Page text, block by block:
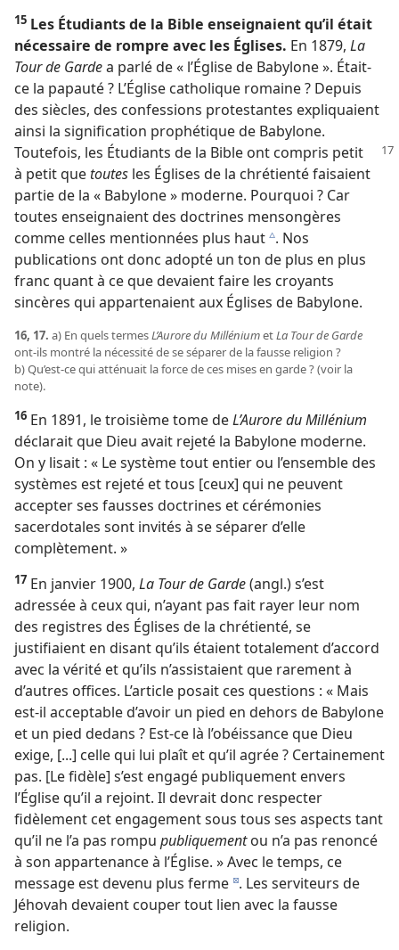
15 Les Étudiants de la Bible enseignaient qu’il était
nécessaire de rompre avec les Églises. En 1879, La
Tour de Gardea parlé de « l’Église de Babylone ». Était-​
ce la papauté ? L’Église catholique romaine ? Depuis
des siècles, des confessions protestantes expliquaient
ainsi la signification prophétique de Babylone.
Toutefois, les Étudiants de la Bible ont compris petit
à petit que toutes les Églises de la chrétienté faisaient
partie de la « Babylone » moderne. Pourquoi ? Car
toutes enseignaient des doctrines mensongères
comme celles mentionnées plus hautc. Nos
publications ont donc adopté un ton de plus en plus
franc quant à ce que devaient faire les croyants
sincères qui appartenaient aux Églises de Babylone.
16, 17. a) En quels termesL’Aurore du MilléniumetLa Tour de Garde
ont-​ils montré la nécessité de se séparer de la fausse religion ?
b) Qu’est-​ce qui atténuait la force de ces mises en garde ? (voir la
note).
16 En 1891, le troisième tome deL’Aurore du Millénium
déclarait que Dieu avait rejeté la Babylone moderne.
On y lisait : « Le système tout entier ou l’ensemble des
systèmes est rejeté et tous [ceux] qui ne peuvent
accepter ses fausses doctrines et cérémonies
sacerdotales sont invités à se séparer d’elle
complètement. »
17 En janvier 1900, La Tour de Garde(angl.) s’est
adressée à ceux qui, n’ayant pas fait rayer leur nom
des registres des Églises de la chrétienté, se
justifiaient en disant qu’ils étaient totalement d’accord
avec la vérité et qu’ils n’assistaient que rarement à
d’autres offices. L’article posait ces questions : « Mais
est-​il acceptable d’avoir un pied en dehors de Babylone
et un pied dedans ? Est-​ce là l’obéissance que Dieu
exige, [...] celle qui lui plaît et qu’il agrée ? Certainement
pas. [Le fidèle] s’est engagé publiquement envers
l’Église qu’il a rejoint. Il devrait donc respecter
fidèlement cet engagement sous tous ses aspects tant
qu’il ne l’a pas rompu publiquementou n’a pas renoncé
à son appartenance à l’Église. » Avec le temps, ce
message est devenu plus ferme d. Les serviteurs de
Jéhovah devaient couper tout lien avec la fausse
religion.